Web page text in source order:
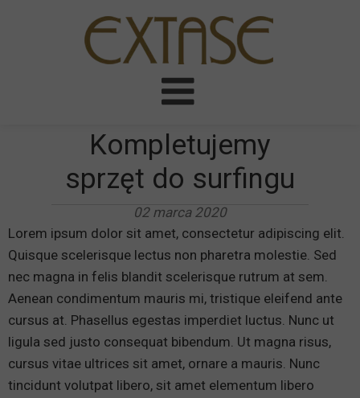
02 marca 2020
Kompletujemy
sprzęt do surfingu
Lorem ipsum dolor sit amet, consectetur adipiscing elit.
Quisque scelerisque lectus non pharetra molestie. Sed
nec magna in felis blandit scelerisque rutrum at sem.
Aenean condimentum mauris mi, tristique eleifend ante
cursus at. Phasellus egestas imperdiet luctus. Nunc ut
ligula sed justo consequat bibendum. Ut magna risus,
cursus vitae ultrices sit amet, ornare a mauris. Nunc
tincidunt volutpat libero, sit amet elementum libero